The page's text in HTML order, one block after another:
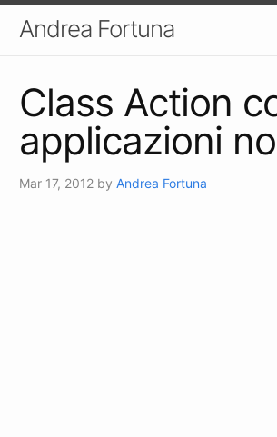
Andrea Fortuna
Class Action
applicazioni
Mar 17, 2012 by Andrea Fortuna